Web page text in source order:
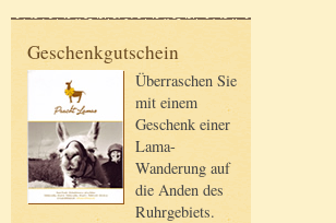
Geschenkgutschein
Überraschen Sie
mit einem
Geschenk einer
Lama-
Wanderung auf
die Anden des
Ruhrgebiets.